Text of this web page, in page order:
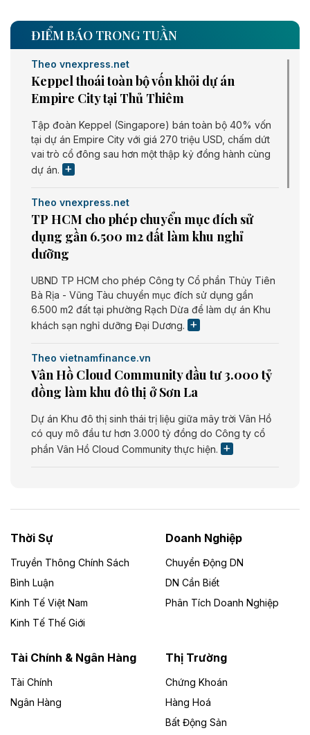
ĐIỂM BÁO TRONG TUẦN
Theo vnexpress.net
Keppel thoái toàn bộ vốn khỏi dự án
Empire City tại Thủ Thiêm
Tập đoàn Keppel (Singapore) bán toàn bộ 40% vốn
tại dự án Empire City với giá 270 triệu USD, chấm dứt
vai trò cổ đông sau hơn một thập kỷ đồng hành cùng
dự án.
Theo vnexpress.net
TP HCM cho phép chuyển mục đích sử
dụng gần 6.500 m2 đất làm khu nghỉ
dưỡng
UBND TP HCM cho phép Công ty Cổ phần Thủy Tiên
Bà Rịa - Vũng Tàu chuyển mục đích sử dụng gần
6.500 m2 đất tại phường Rạch Dừa để làm dự án Khu
khách sạn nghỉ dưỡng Đại Dương.
Theo vietnamfinance.vn
Vân Hồ Cloud Community đầu tư 3.000 tỷ
đồng làm khu đô thị ở Sơn La
Dự án Khu đô thị sinh thái trị liệu giữa mây trời Vân Hồ
có quy mô đầu tư hơn 3.000 tỷ đồng do Công ty cổ
phần Vân Hồ Cloud Community thực hiện.
Dự án Nhà máy xử lý rác và phát điện Bắc Giang do
Công ty TNHH Năng lượng môi trường Bắc Giang làm
Theo vietnamfinance.vn
Đức Long Gia Lai mở rộng ‘hệ sinh thái’
Lai
Bốn doanh nghiệp có sự góp vốn của Công ty Cổ
phần Tập đoàn Đức Long Gia Lai (HoSE: DLG) được
Gia Lai với tổng vốn hơn 4.750 tỷ đồng.
Thời Sự
Truyền Thông Chính Sách
Bình Luận
Kinh Tế Việt Nam
Kinh Tế Thế Giới
Doanh Nghiệp
Chuyển Động DN
DN Cần Biết
Phân Tích Doanh Nghiệp
Tài Chính & Ngân Hàng
Tài Chính
Ngân Hàng
Thị Trường
Chứng Khoán
Hàng Hoá
Bất Động Sản